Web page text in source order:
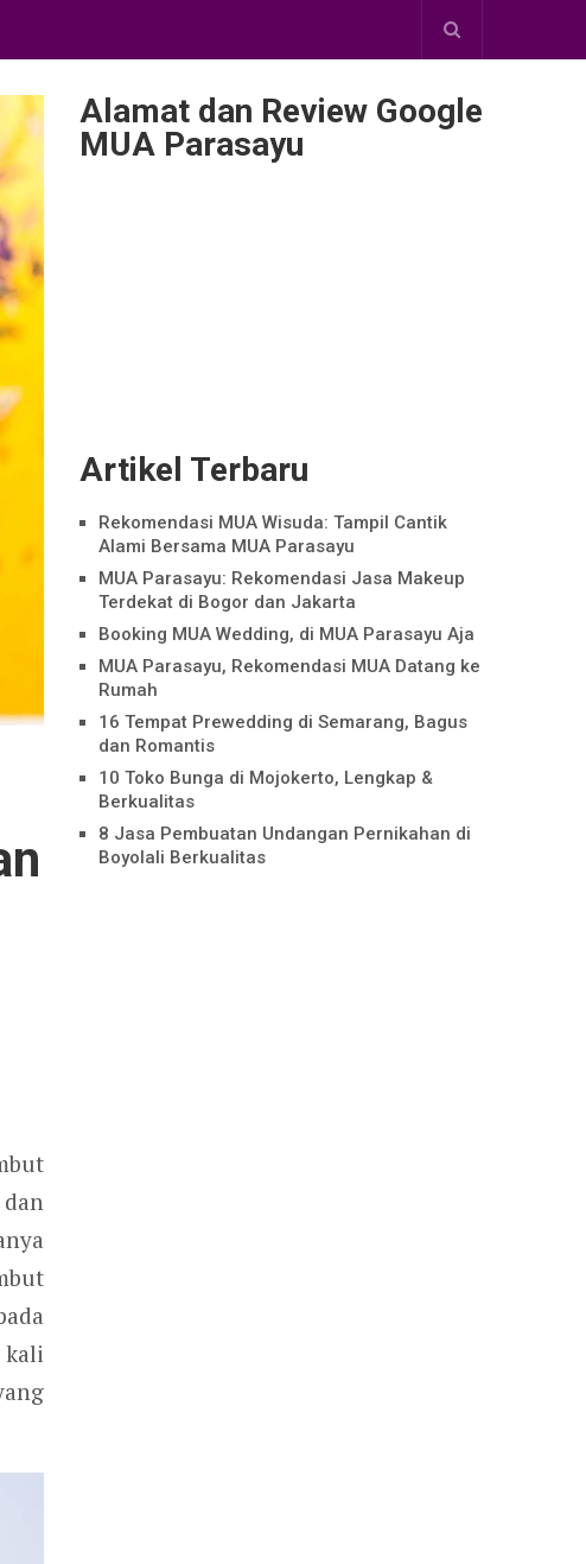
kali
Alamat dan Review Google
MUA Parasayu
Artikel Terbaru
Rekomendasi MUA Wisuda: Tampil Cantik
Alami Bersama MUA Parasayu
MUA Parasayu: Rekomendasi Jasa Makeup
Terdekat di Bogor dan Jakarta
Booking MUA Wedding, di MUA Parasayu Aja
MUA Parasayu, Rekomendasi MUA Datang ke
Rumah
16 Tempat Prewedding di Semarang, Bagus
dan Romantis
10 Toko Bunga di Mojokerto, Lengkap &
Berkualitas
8 Jasa Pembuatan Undangan Pernikahan di
Boyolali Berkualitas